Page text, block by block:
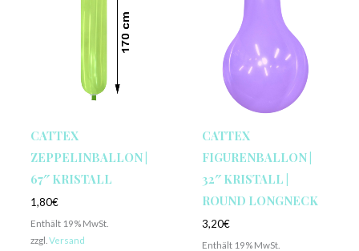
CATTEX
ZEPPELINBALLON |
67″ KRISTALL
1,80€
Enthält 19% MwSt.
zzgl. Versand
CATTEX
FIGURENBALLON |
32″ KRISTALL |
ROUND LONGNECK
3,20€
Enthält 19% MwSt.